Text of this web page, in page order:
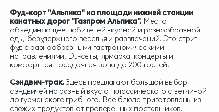
Фуд-корт "Альпика"на площади нижней станции
канатных дорог "Газпром Альпика". Место
объединяющее любителей вкусной и разнообразной
еды, безудержного веселья и развлечений. Это стрит-
фуд с разнообразными гастрономическими
направлениями, DJ-сеты, ярмарка, концерты и
комфортная посадочная зона до 200 гостей.
Сэндвич-трак. Здесь предлагают большой выбор
сэндвичей на разный вкус от классического с ветчиной
до гурманского грибного. Все блюда приготовлены из
свежих продуктов от проверенных поставщиков.